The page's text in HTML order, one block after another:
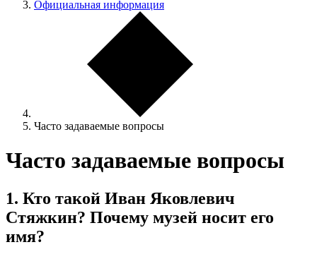
Официальная информация
Часто задаваемые вопросы
Часто задаваемые вопросы
1. Кто такой Иван Яковлевич
Стяжкин? Почему музей носит его
имя?